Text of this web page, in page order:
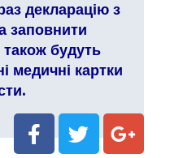
декларацію з
заповнити
будуть
медичні картки